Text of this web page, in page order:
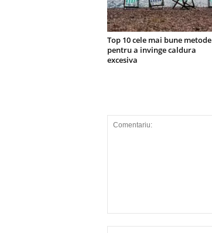
Top 10 cele mai bune metode
pentru a invinge caldura
excesiva